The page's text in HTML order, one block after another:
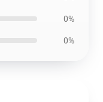
0%
0%